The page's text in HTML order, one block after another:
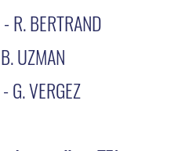
- R. BERTRAND
UZMAN
- G. VERGEZ